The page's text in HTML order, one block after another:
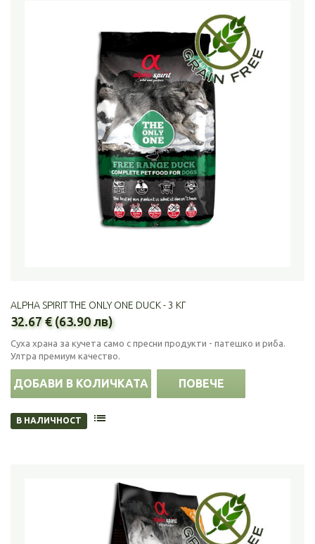
ALPHA SPIRIT THE ONLY ONE DUCK - 3 КГ
32.67 € (63.90 лв)
Суха храна за кучета само с пресни продукти - патешко и риба.
Ултра премиум качество.
ДОБАВИ В КОЛИЧКАТА ПОВЕЧЕ
В НАЛИЧНОСТ